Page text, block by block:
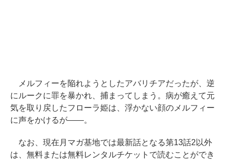
メルフィーを陥れようとしたアバリチアだったが、逆
にルークに罪を暴かれ、捕まってしまう。病が癒えて元
気を取り戻したフローラ姫は、浮かない顔のメルフィー
に声をかけるが――。
なお、現在月マガ基地では最新話となる第13話2以外
は、無料または無料レンタルチケットで読むことができ